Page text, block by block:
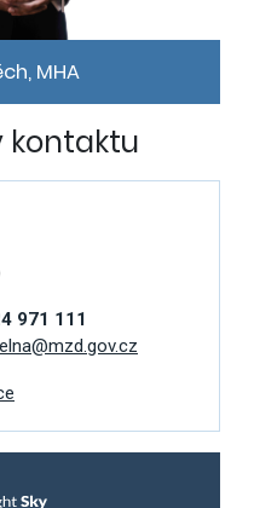
MHA
kontaktu
971 111